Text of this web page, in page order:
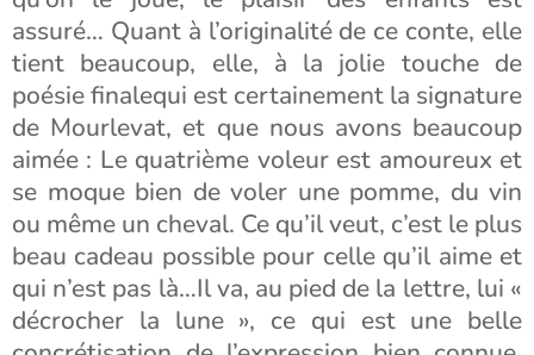
assuré… Quant à l’originalité de ce conte, elle
tient beaucoup, elle, à la jolie touche de
poésie finalequi est certainement la signature
de Mourlevat, et que nous avons beaucoup
aimée : Le quatrième voleur est amoureux et
se moque bien de voler une pomme, du vin
ou même un cheval. Ce qu’il veut, c’est le plus
beau cadeau possible pour celle qu’il aime et
qui n’est pas là…Il va, au pied de la lettre, lui «
décrocher la lune », ce qui est une belle